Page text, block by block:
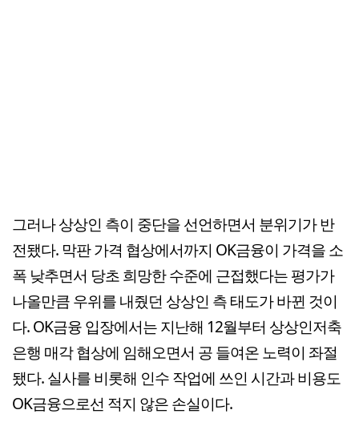
그러나 상상인 측이 중단을 선언하면서 분위기가 반
전됐다. 막판 가격 협상에서까지 OK금융이 가격을 소
폭 낮추면서 당초 희망한 수준에 근접했다는 평가가
나올만큼 우위를 내줬던 상상인 측 태도가 바뀐 것이
다. OK금융 입장에서는 지난해 12월부터 상상인저축
은행 매각 협상에 임해오면서 공 들여온 노력이 좌절
됐다. 실사를 비롯해 인수 작업에 쓰인 시간과 비용도
OK금융으로선 적지 않은 손실이다.